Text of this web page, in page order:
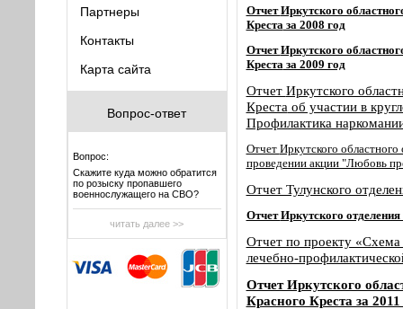
Партнеры
Контакты
Карта сайта
Вопрос-ответ
Вопрос:
Скажите куда можно обратится
по розыску пропавшего
военнослужащего на СВО?
читать далее >>
ОтчетИркутского
Крестаза 2008 год
ОтчетИркутского
Крестаза 2009 год
Отчет Иркутского
Креста об участии в
Профилактика
Отчет Иркутского
проведении акции "Любовь
Отчет Тулунского
ОтчетИркутского
Отчет по проекту «Схема
лечебно-
Отчет Иркутского
Красного Креста за 2011